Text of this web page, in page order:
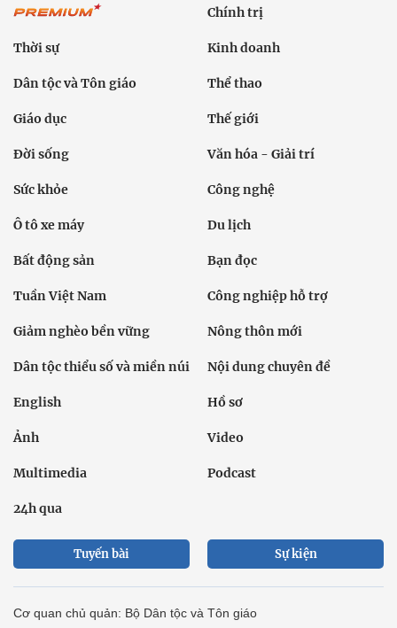
Chính trị
Thời sự Kinh doanh
Dân tộc và Tôn giáo Thể thao
Giáo dục Thế giới
Đời sống Văn hóa - Giải trí
Sức khỏe Công nghệ
Ô tô xe máy Du lịch
Bất động sản Bạn đọc
Tuần Việt Nam Công nghiệp hỗ trợ
Giảm nghèo bền vững Nông thôn mới
Dân tộc thiểu số và miền núi Nội dung chuyên đề
English Hồ sơ
Ảnh Video
Multimedia Podcast
24h qua
Tuyến bài Sự kiện
Cơ quan chủ quản: Bộ Dân tộc và Tôn giáo